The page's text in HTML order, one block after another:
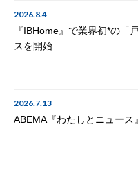
2026.8.4
『IBHome』で業界初*の「
スを開始
2026.7.13
ABEMA『わたしとニュース